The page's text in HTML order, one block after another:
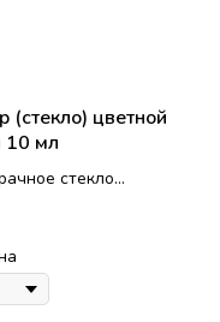
(стекло) цветной
10 мл
стекло